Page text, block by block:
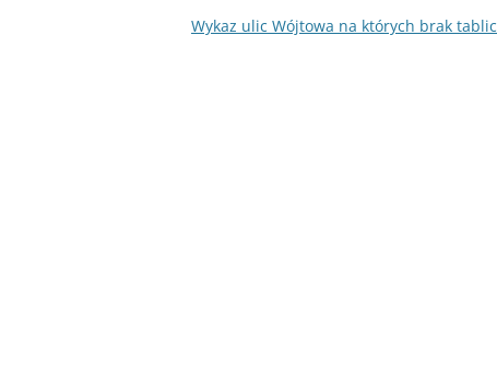
Wykaz ulic Wójtowa na których brak tablic